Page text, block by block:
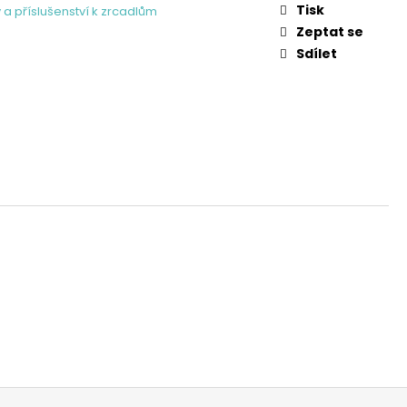
a příslušenství k zrcadlům
Tisk
Zeptat se
Sdílet
ATOP 900